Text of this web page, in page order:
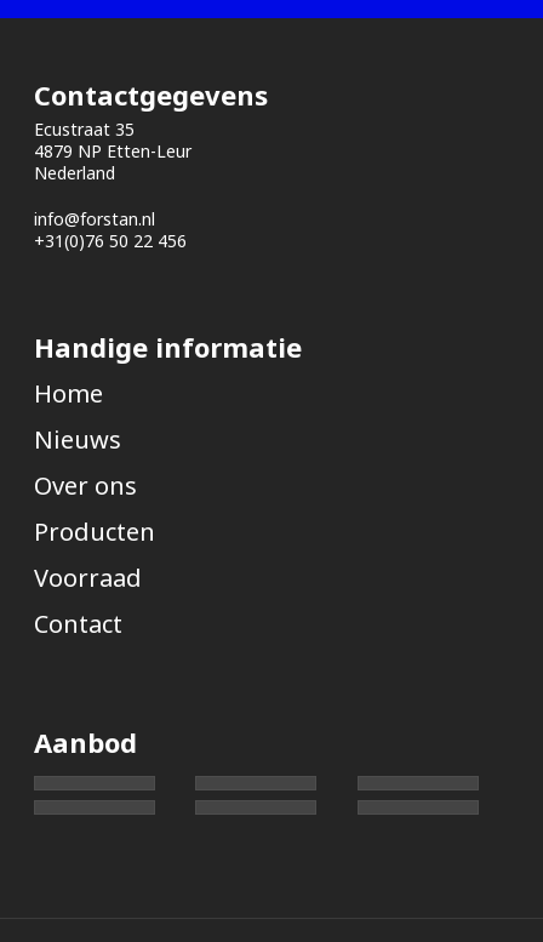
Contactgegevens
Ecustraat 35
4879 NP Etten-Leur
Nederland
info@forstan.nl
+31(0)76 50 22 456
Handige informatie
Home
Nieuws
Over ons
Producten
Voorraad
Contact
Aanbod